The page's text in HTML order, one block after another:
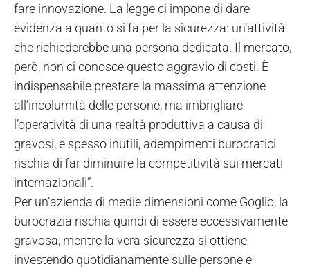
fare innovazione. La legge ci impone di dare
evidenza a quanto si fa per la sicurezza: un’attività
che richiederebbe una persona dedicata. Il mercato,
però, non ci conosce questo aggravio di costi. È
indispensabile prestare la massima attenzione
all’incolumità delle persone, ma imbrigliare
l’operatività di una realtà produttiva a causa di
gravosi, e spesso inutili, adempimenti burocratici
rischia di far diminuire la competitività sui mercati
internazionali”.
Per un’azienda di medie dimensioni come Goglio, la
burocrazia rischia quindi di essere eccessivamente
gravosa, mentre la vera sicurezza si ottiene
investendo quotidianamente sulle persone e